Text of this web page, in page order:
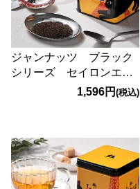
ジャンナッツ ブラック
シリーズ セイロンエク
ストラ 125g1,596円(税込)